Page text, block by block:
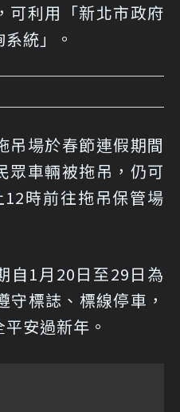
可利用「新北市政府
統」。
吊場於春節連假期間
眾車輛被拖吊，仍可
時前往拖吊保管場
自1月20日至29日為
標誌、標線停車，
安過新年。